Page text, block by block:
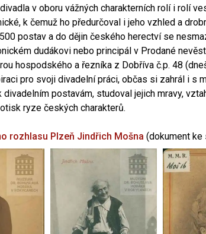
v oboru vážných charakterních rolí i rolí
k čemuž ho předurčoval i jeho vzhled a
postav a do dějin českého herectví se
dudákovi nebo principál v Prodané
hospodského a řezníka z Dobříva č.p. 48
pro svoji divadelní práci, občas si zahrál i s
divadelním postavám, studoval jejich mravy,
ryze českých charakterů.
rozhlasu Plzeň Jindřich Mošna (dokument ke